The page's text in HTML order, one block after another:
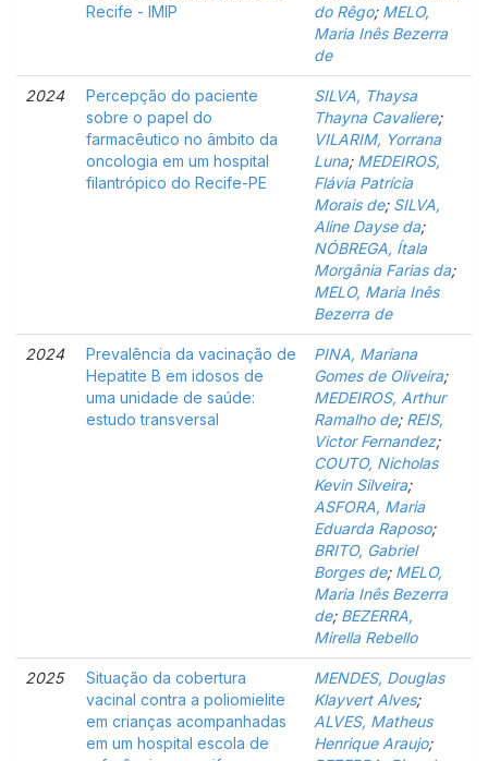
Recife - IMIP
do Rêgo; MELO,
Maria Inês Bezerra
de
2024
Percepção do paciente
sobre o papel do
farmacêutico no âmbito da
oncologia em um hospital
filantrópico do Recife-PE
SILVA, Thaysa
Thayna Cavaliere;
VILARIM, Yorrana
Luna; MEDEIROS,
Flávia Patrícia
Morais de; SILVA,
Aline Dayse da;
NÓBREGA, Ítala
Morgânia Farias da;
MELO, Maria Inês
Bezerra de
2024
Prevalência da vacinação de
Hepatite B em idosos de
uma unidade de saúde:
estudo transversal
PINA, Mariana
Gomes de Oliveira;
MEDEIROS, Arthur
Ramalho de; REIS,
Victor Fernandez;
COUTO, Nicholas
Kevin Silveira;
ASFORA, Maria
Eduarda Raposo;
BRITO, Gabriel
Borges de; MELO,
Maria Inês Bezerra
de; BEZERRA,
Mirella Rebello
2025
Situação da cobertura
vacinal contra a poliomielite
em crianças acompanhadas
em um hospital escola de
MENDES, Douglas
Klayvert Alves;
ALVES, Matheus
Henrique Araujo;